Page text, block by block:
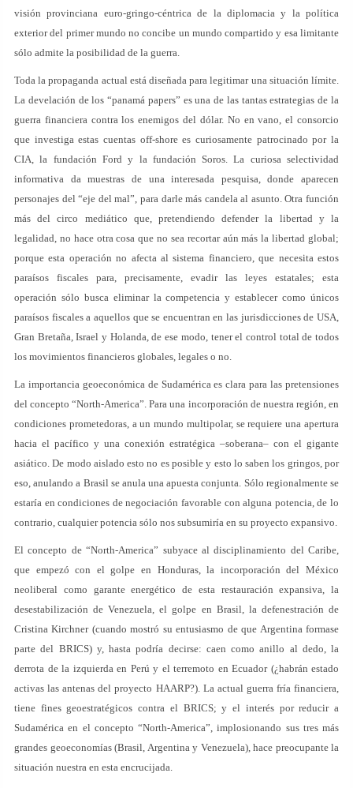
visión provinciana euro-gringo-céntrica de la diplomacia y la política
exterior del primer mundo no concibe un mundo compartido y esa limitante
sólo admite la posibilidad de la guerra.
Toda la propaganda actual está diseñada para legitimar una situación límite.
La develación de los “panamá papers” es una de las tantas estrategias de la
guerra financiera contra los enemigos del dólar. No en vano, el consorcio
que investiga estas cuentas off-shore es curiosamente patrocinado por la
CIA, la fundación Ford y la fundación Soros. La curiosa selectividad
informativa da muestras de una interesada pesquisa, donde aparecen
personajes del “eje del mal”, para darle más candela al asunto. Otra función
más del circo mediático que, pretendiendo defender la libertad y la
legalidad, no hace otra cosa que no sea recortar aún más la libertad global;
porque esta operación no afecta al sistema financiero, que necesita estos
paraísos fiscales para, precisamente, evadir las leyes estatales; esta
operación sólo busca eliminar la competencia y establecer como únicos
paraísos fiscales a aquellos que se encuentran en las jurisdicciones de USA,
Gran Bretaña, Israel y Holanda, de ese modo, tener el control total de todos
los movimientos financieros globales, legales o no.
La importancia geoeconómica de Sudamérica es clara para las pretensiones
del concepto “North-America”. Para una incorporación de nuestra región, en
condiciones prometedoras, a un mundo multipolar, se requiere una apertura
hacia el pacífico y una conexión estratégica –soberana– con el gigante
asiático. De modo aislado esto no es posible y esto lo saben los gringos, por
eso, anulando a Brasil se anula una apuesta conjunta. Sólo regionalmente se
estaría en condiciones de negociación favorable con alguna potencia, de lo
contrario, cualquier potencia sólo nos subsumiría en su proyecto expansivo.
El concepto de “North-America” subyace al disciplinamiento del Caribe,
que empezó con el golpe en Honduras, la incorporación del México
neoliberal como garante energético de esta restauración expansiva, la
desestabilización de Venezuela, el golpe en Brasil, la defenestración de
Cristina Kirchner (cuando mostró su entusiasmo de que Argentina formase
parte del BRICS) y, hasta podría decirse: caen como anillo al dedo, la
derrota de la izquierda en Perú y el terremoto en Ecuador (¿habrán estado
activas las antenas del proyecto HAARP?). La actual guerra fría financiera,
tiene fines geoestratégicos contra el BRICS; y el interés por reducir a
Sudamérica en el concepto “North-America”, implosionando sus tres más
grandes geoeconomías (Brasil, Argentina y Venezuela), hace preocupante la
situación nuestra en esta encrucijada.